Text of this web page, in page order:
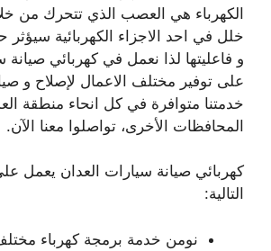
الكهرباء هي العصب الذي تتحرك من
خلل في احد الاجزاء الكهربائية سيؤثر
و فاعليتها لذا نعمل في كهربائي صيانة
على توفير مختلف الاعمال لإصلاح و
خدمتنا متوافرة في كل انحاء منطقة
المحافظات الأخرى، تواصلوا معنا الآن.
كهربائي صيانة سيارات العدان يعمل
التالية:
نومن خدمة برمجة كهرباء